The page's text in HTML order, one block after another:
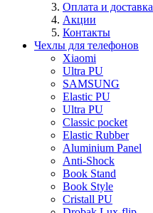
Оплата и доставка
Акции
Контакты
Чехлы для телефонов
Xiaomi
Ultra PU
SAMSUNG
Elastic PU
Ultra PU
Classic pocket
Elastic Rubber
Aluminium Panel
Anti-Shock
Book Stand
Book Style
Cristall PU